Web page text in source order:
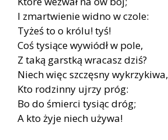
I zmartwienie widno w czole:
Tyżeś to o królu! tyś!
Coś tysiące wywiódł w pole,
Z taką garstką wracasz dziś?
Niech więc szczęsny wykrzykiwa,
Kto rodzinny ujrzy próg:
Bo do śmierci tysiąc dróg;
A kto żyje niech używa!